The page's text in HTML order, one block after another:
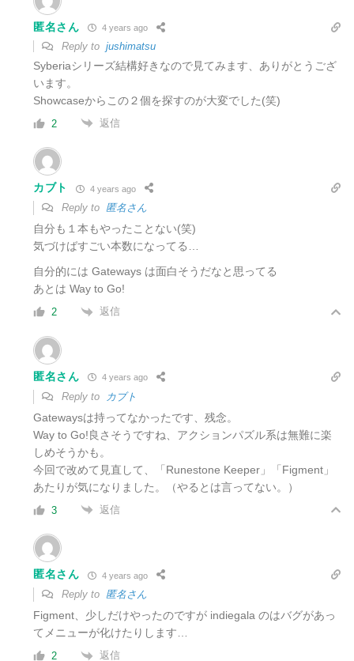
匿名さん 4 years ago
Reply to jushimatsu
Syberiaシリーズ結構好きなので見てみます、ありがとうござ
います。
Showcaseからこの２個を探すのが大変でした(笑)
2 返信
カブト 4 years ago
Reply to 匿名さん
自分も１本もやったことない(笑)
気づけばすごい本数になってる…
自分的には Gateways は面白そうだなと思ってる
あとは Way to Go!
2 返信
匿名さん 4 years ago
Reply to カブト
Gatewaysは持ってなかったです、残念。
Way to Go!良さそうですね、アクションパズル系は無難に楽
しめそうかも。
今回で改めて見直して、「Runestone Keeper」「Figment」
あたりが気になりました。（やるとは言ってない。）
3 返信
匿名さん 4 years ago
Reply to 匿名さん
Figment、少しだけやったのですが indiegala のはバグがあっ
てメニューが化けたりします…
2 返信